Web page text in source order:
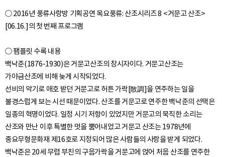
○ 2016년 풍류사랑방 기획공연 목요풍류: 산조시리즈 8 <거문고 산조>
[06.16.]의 첫 번째 프로그램
○ 팸플릿 수록 내용
백낙준(1876-1930)은 거문고산조의 창시자이다. 거문고산조는
가야금산조에 비해 늦게 시작되었다.
선비의 악기로 애호 받던 거문고로 허튼 가락[散調]을 연주하는 일을
불경스럽게 보는 시선 때문이었다. 산조를 거문고로 연주한 백낙준의 선택은
일종의 혁명이었다. 일정 시기 저항이 있었지만 거문고의 묵직한 소리는
산조와 만난 이후 특별한 멋을 뿜어내었고 거문고 산조는 1978년에
중요무형문화재 제16호로 지정되어 많은 사람들의 사랑을 받게 되었다.
백낙준은 20세 무렵 부친의 구음가락을 거문고에 얹어 처음 산조를 연주한